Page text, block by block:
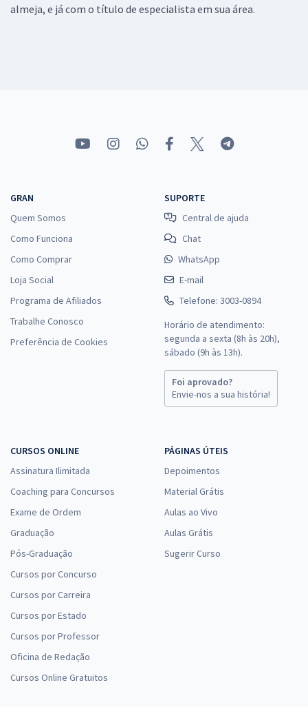
almeja, e já com o título de especialista em sua área.
GRAN
Quem Somos
Como Funciona
Como Comprar
Loja Social
Programa de Afiliados
Trabalhe Conosco
Preferência de Cookies
SUPORTE
Central de ajuda
Chat
WhatsApp
E-mail
Telefone: 3003-0894
Horário de atendimento:
segunda a sexta (8h às 20h),
sábado (9h às 13h).
Foi aprovado?
Envie-nos a sua história!
CURSOS ONLINE
Assinatura Ilimitada
Coaching para Concursos
Exame de Ordem
Graduação
Pós-Graduação
Cursos por Concurso
Cursos por Carreira
Cursos por Estado
Cursos por Professor
Oficina de Redação
Cursos Online Gratuitos
PÁGINAS ÚTEIS
Depoimentos
Material Grátis
Aulas ao Vivo
Aulas Grátis
Sugerir Curso